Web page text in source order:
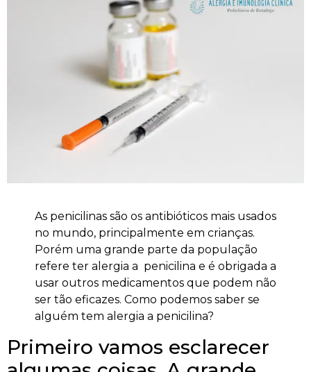
As penicilinas são os antibióticos mais usados
no mundo, principalmente em crianças.
Porém uma grande parte da população
refere ter alergia a penicilina e é obrigada a
usar outros medicamentos que podem não
ser tão eficazes. Como podemos saber se
alguém tem alergia a penicilina?
Primeiro vamos esclarecer